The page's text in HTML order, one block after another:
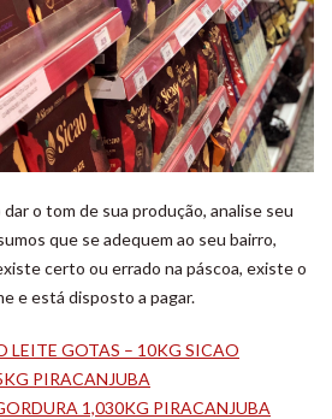
o tom de sua produção, analise seu
que se adequem ao seu bairro,
certo ou errado na páscoa, existe o
e está disposto a pagar.
LEITE GOTAS – 10KG SICAO
PIRACANJUBA
1,030KG PIRACANJUBA